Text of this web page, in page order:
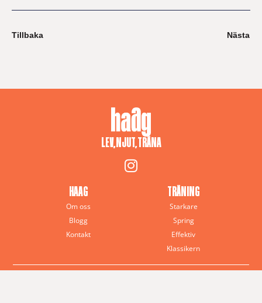
Tillbaka Nästa
LEV, NJUT, TRÄNA
HAAG
Om oss
Blogg
Kontakt
TRÄNING
Starkare
Spring
Effektiv
Klassikern